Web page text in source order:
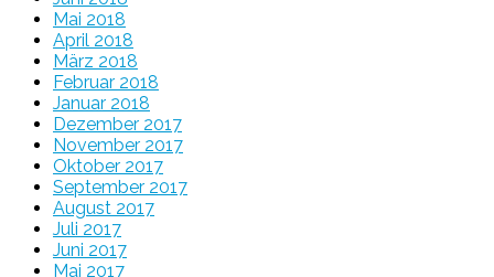
Mai 2018
April 2018
März 2018
Februar 2018
Januar 2018
Dezember 2017
November 2017
Oktober 2017
September 2017
August 2017
Juli 2017
Juni 2017
Mai 2017